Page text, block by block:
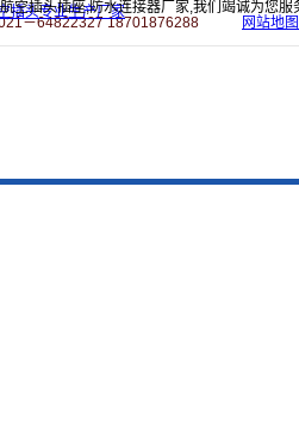
空插头插座,防水连接器厂家,我们竭诚为您服
－64822327 18701876288
网站地图